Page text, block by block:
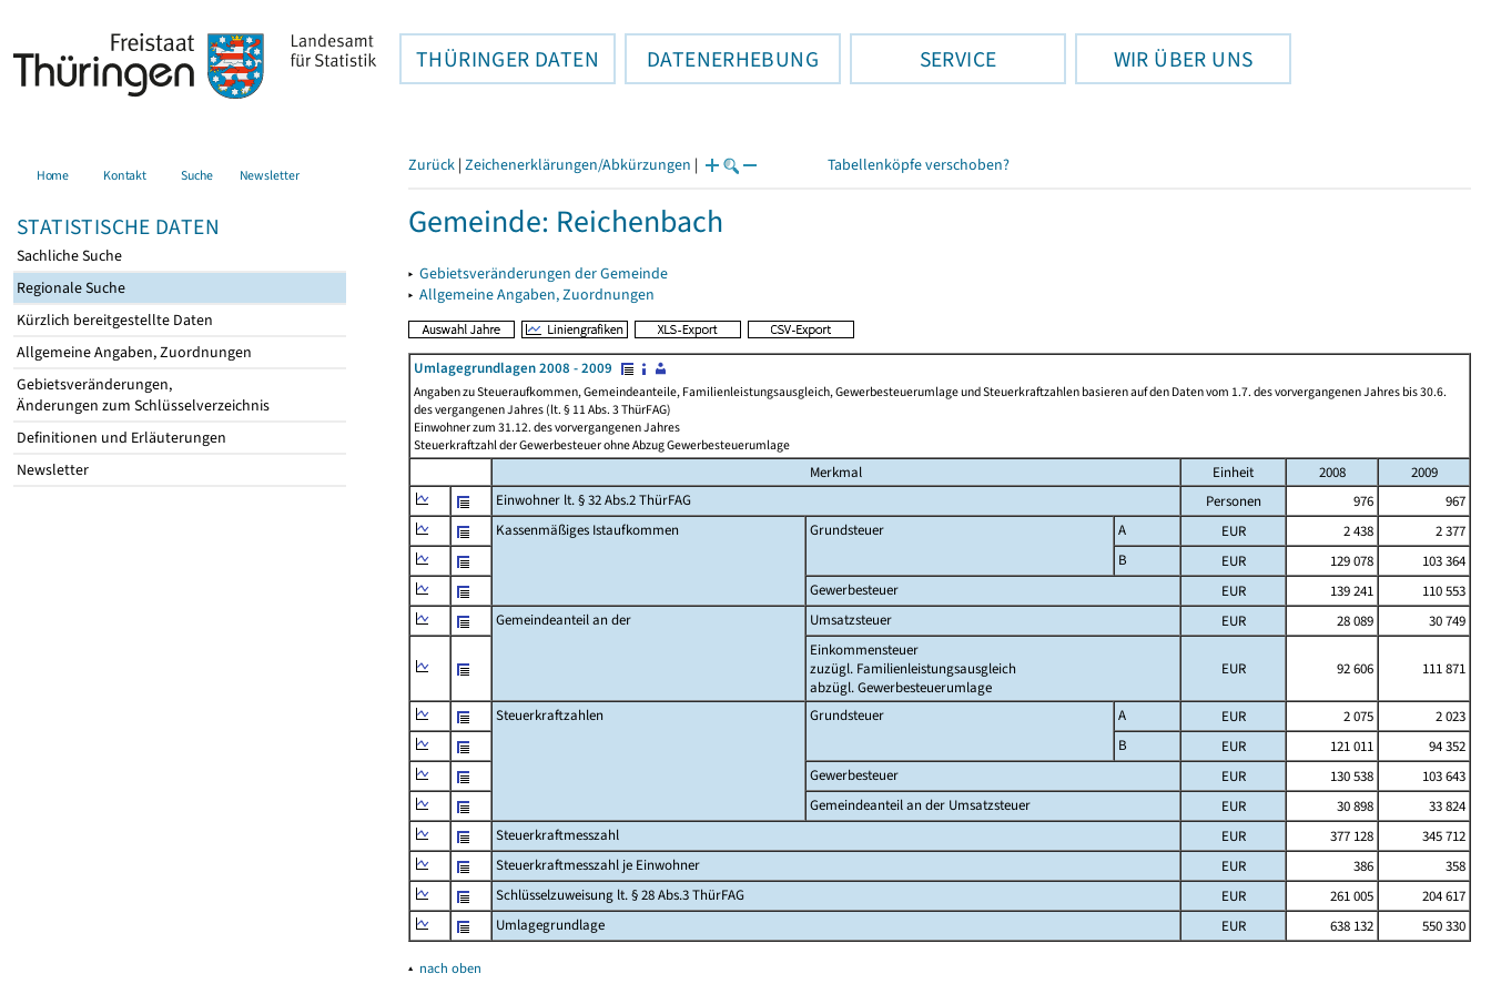
THÜRINGER DATEN DATENERHEBUNG SERVICE WIR ÜBER UNS
Home Kontakt Suche Newsletter
STATISTISCHE DATEN
Sachliche Suche
Regionale Suche
Kürzlich bereitgestellte Daten
Allgemeine Angaben, Zuordnungen
Gebietsveränderungen,
Änderungen zum Schlüsselverzeichnis
Definitionen und Erläuterungen
Newsletter
Zurück | Zeichenerklärungen/Abkürzungen | Tabellenköpfe verschoben?
Gemeinde: Reichenbach
▸ Gebietsveränderungen der Gemeinde
▸ Allgemeine Angaben, Zuordnungen
Umlagegrundlagen 2008 - 2009
Angaben zu Steueraufkommen, Gemeindeanteile, Familienleistungsausgleich, Gewerbesteuerumlage und Steuerkraftzahlen basieren auf den Daten vom 1.7. des vorvergangenen Jahres bis 30.6.
des vergangenen Jahres (lt. § 11 Abs. 3 ThürFAG)
Einwohner zum 31.12. des vorvergangenen Jahres
Steuerkraftzahl der Gewerbesteuer ohne Abzug Gewerbesteuerumlage
Merkmal Einheit 2008
2009
Einwohner lt. § 32 Abs.2 ThürFAG
Personen 976
967
Kassenmäßiges Istaufkommen
Grundsteuer A EUR 2 438
2 377
B
EUR 129 078
103 364
Gewerbesteuer
EUR 139 241
110 553
Gemeindeanteil an der
Umsatzsteuer EUR 28 089
30 749
Einkommensteuer
zuzügl. Familienleistungsausgleich
abzügl. Gewerbesteuerumlage
EUR 92 606 111 871
Steuerkraftzahlen Grundsteuer A EUR 2 075
2 023
B
EUR 121 011
94 352
Gewerbesteuer
EUR 130 538
103 643
Gemeindeanteil an der Umsatzsteuer
EUR 30 898
33 824
Steuerkraftmesszahl
EUR 377 128
345 712
Steuerkraftmesszahl je Einwohner
EUR 386
358
Schlüsselzuweisung lt. § 28 Abs.3 ThürFAG
EUR 261 005
204 617
Umlagegrundlage
EUR 638 132 550 330
▴ nach oben